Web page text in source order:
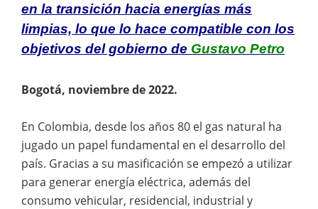
en la transición hacia energías más
limpias, lo que lo hace compatible con los
objetivos del gobierno de Gustavo Petro
Bogotá, noviembre de 2022.
En Colombia, desde los años 80 el gas natural ha
jugado un papel fundamental en el desarrollo del
país. Gracias a su masificación se empezó a utilizar
para generar energía eléctrica, además del
consumo vehicular, residencial, industrial y